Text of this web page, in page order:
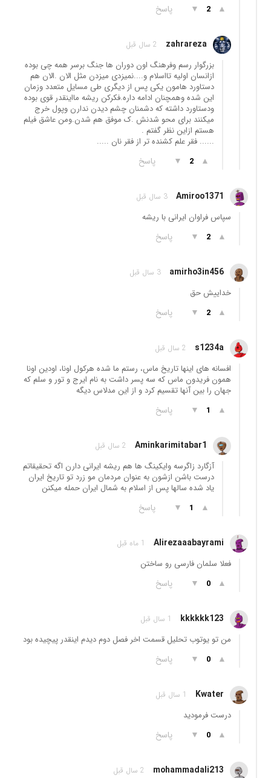
▲
2
▼ پاسخ
zahrareza 2 سال قبل
بزرگوار رسم وفرهنگ اون دوران ها جنگ برسر همه چی بوده
ازانسان اولیه تااسلام و....نمیزدی میزدن مثل الان .الان هم
دستاورد هامون یکی پس از دیگری طی مسایل متعدد وزمان
این شده وهمچنان ادامه داره.فکرکن ریشه مااینقدر قوی بوده
ودستاورد داشته که دشمنان چشم دیدن ندارن وپول خرج
میکنند برای محو شدنش .ک موفق هم شدن.ومن عاشق فیلم
هستم ازاین نظر گفتم .
...... فقر علم کشنده تر از فقر نان .....
▲
2
▼ پاسخ
Amiroo1371 3 سال قبل
سپاس فراوان ایرانی با ریشه
▲
2
▼ پاسخ
amirho3in456 3 سال قبل
خداییش حق
▲
2
▼ پاسخ
s1234a 2 سال قبل
افسانه های اینها تاریخ ماس، رستم ما شده هرکول اونا، اودین اونا
همون فریدون ماس که سه پسر داشت به نام ایرج و تور و سلم که
جهان را بین آنها تقسیم کرد و از این مدلاس دیگه
▲
1
▼ پاسخ
Aminkarimitabar1 2 سال قبل
آزگارد زاگرسه وایکینگ ها هم ریشه ایرانی دارن اگه تحقیقاتم
درست باشن ازشون به عنوان مردمان مو زرد تو تاریخ ایران
یاد شده سالها پس از اسلام به شمال ایران حمله میکنن
▲
1
▼ پاسخ
Alirezaaabayrami 1 ماه قبل
فعلا سلمان فارسی رو ساختن
▲
0
▼ پاسخ
kkkkkk123 1 سال قبل
من تو یوتوب تحلیل قسمت اخر فصل دوم دیدم اینقدر پیچیده بود
▲
0
▼ پاسخ
Kwater 1 سال قبل
درست فرمودید
▲
0
▼ پاسخ
mohammadali213 2 سال قبل